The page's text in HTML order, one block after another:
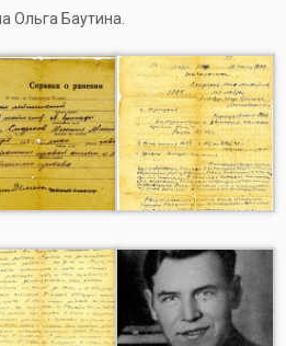
Ольга Баутина.